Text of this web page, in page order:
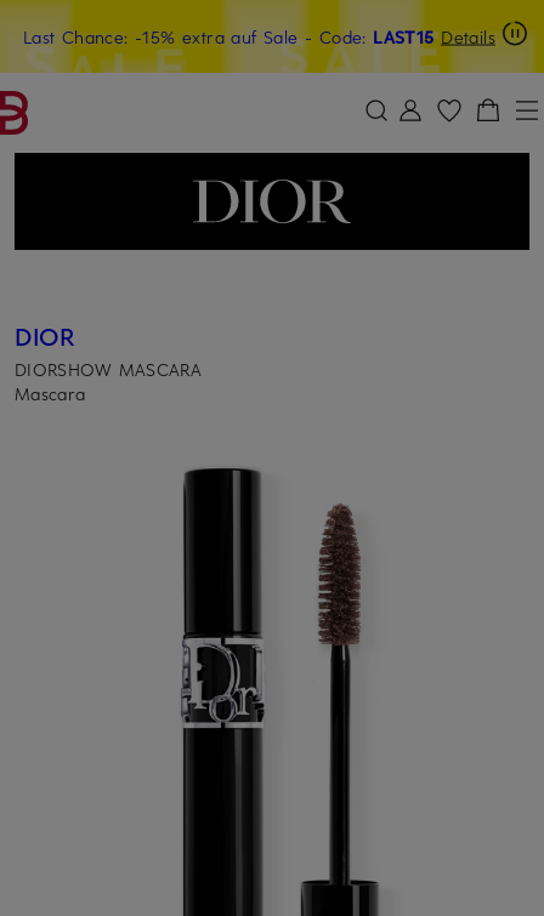
ZUM HAUPTINHALT ÜBERSPRINGEN ZUM SUCHFELD ÜBERSPRINGEN
Last Chance: -15% extra auf Sale- Code: LAST15 Details
15€-Willkommensgutschein mit Beyond sichern
DIOR
DIORSHOW MASCARA
Mascara